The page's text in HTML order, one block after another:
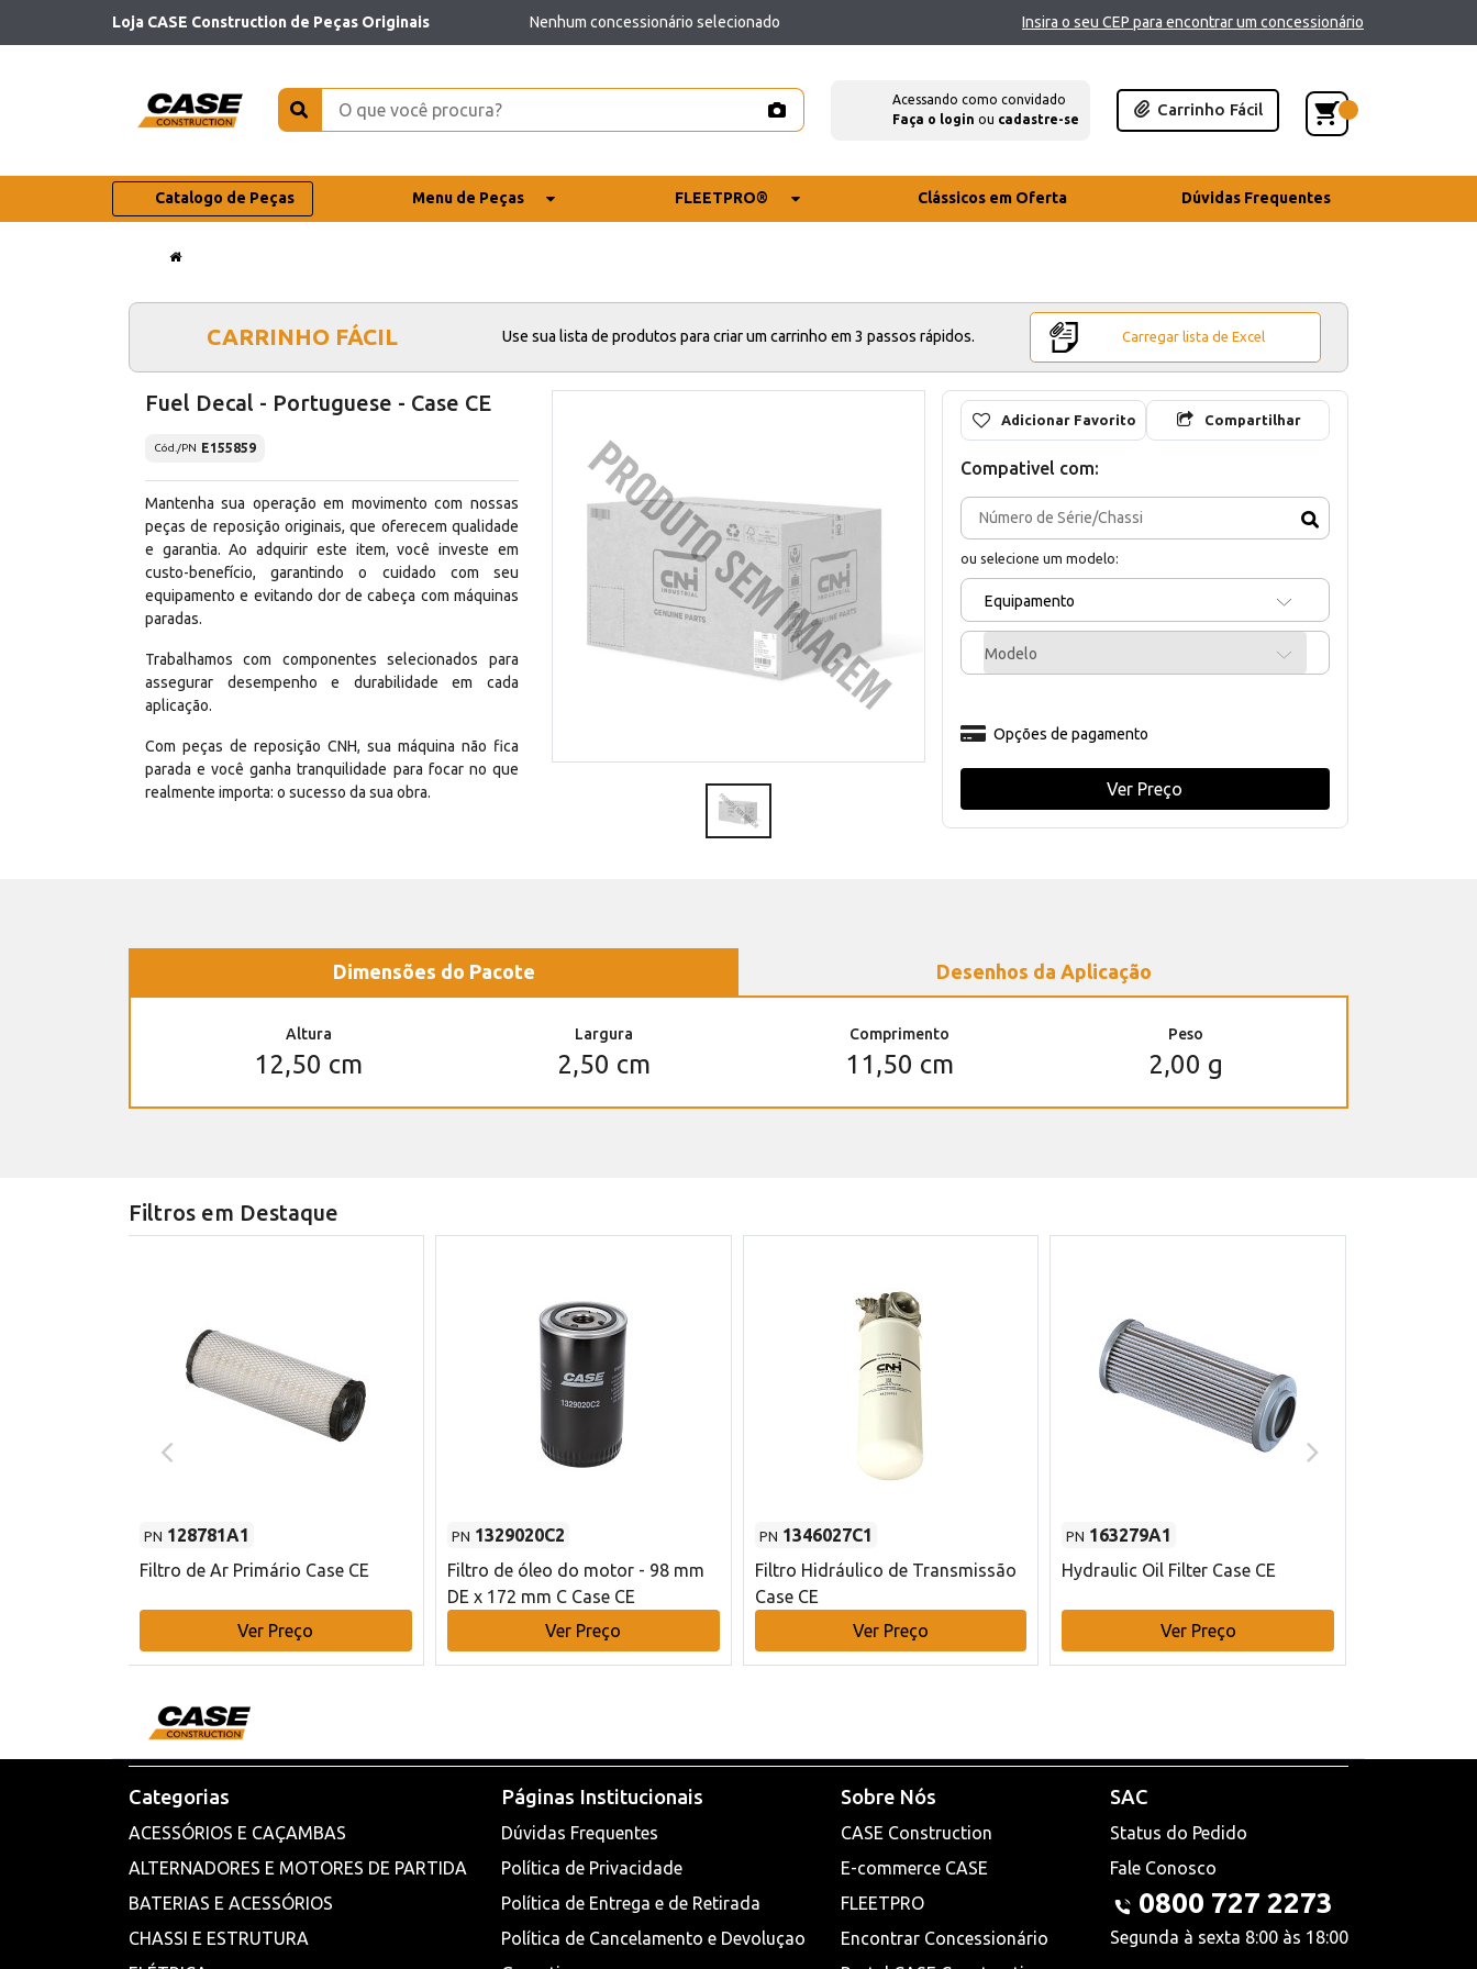
Loja CASE Construction de Peças Originais Nenhum concessionário selecionado Insira o seu CEP para encontrar um concessionário
Acessando como convidado
Faça o login ou cadastre-se
Carrinho Fácil
Catalogo de Peças Menu de Peças FLEETPRO® Clássicos em Oferta Dúvidas Frequentes
CARRINHO FÁCIL Use sua lista de produtos para criar um carrinho em 3 passos rápidos. Carregar lista de Excel
Fuel Decal - Portuguese - Case CE
Cód./PN E155859
Mantenha sua operação em movimento com nossas
peças de reposição originais, que oferecem qualidade
e garantia. Ao adquirir este item, você investe em
custo-benefício, garantindo o cuidado com seu
equipamento e evitando dor de cabeça com máquinas
paradas.
Trabalhamos com componentes selecionados para
assegurar desempenho e durabilidade em cada
aplicação.
Com peças de reposição CNH, sua máquina não fica
parada e você ganha tranquilidade para focar no que
realmente importa: o sucesso da sua obra.
Adicionar Favorito Compartilhar
Compativel com:
ou selecione um modelo:
Equipamento
Modelo
Opções de pagamento
Ver Preço
Dimensões do Pacote Desenhos da Aplicação
Altura
12,50 cm
Largura
2,50 cm
Comprimento
11,50 cm
Peso
2,00 g
Filtros em Destaque
PN 128781A1
Filtro de Ar Primário Case CE
Ver Preço
PN 1329020C2
Filtro de óleo do motor - 98 mm
DE x 172 mm C Case CE
Ver Preço
PN 1346027C1
Filtro Hidráulico de Transmissão
Case CE
Ver Preço
PN 163279A1
Hydraulic Oil Filter Case CE
Ver Preço
Categorias
ACESSÓRIOS E CAÇAMBAS
ALTERNADORES E MOTORES DE PARTIDA
BATERIAS E ACESSÓRIOS
CHASSI E ESTRUTURA
Páginas Institucionais
Dúvidas Frequentes
Política de Privacidade
Política de Entrega e de Retirada
Política de Cancelamento e Devoluçao
Sobre Nós
CASE Construction
E-commerce CASE
FLEETPRO
Encontrar Concessionário
SAC
Status do Pedido
Fale Conosco
0800 727 2273
Segunda à sexta 8:00 às 18:00